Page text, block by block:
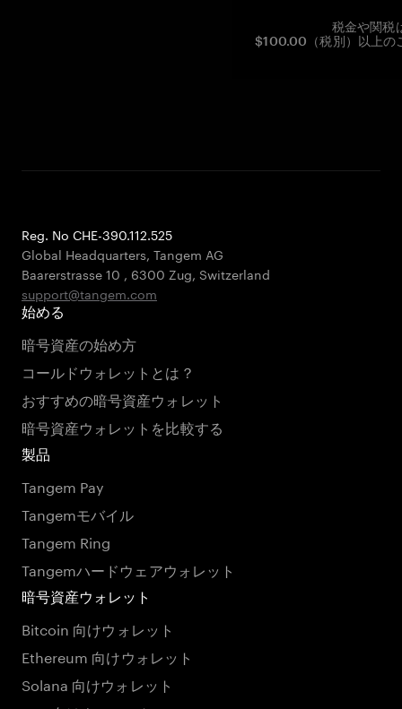
税金や関税
$100.00（税別）以上の
Reg. No CHE-390.112.525
Global Headquarters, Tangem AG
Baarerstrasse 10 , 6300 Zug, Switzerland
support@tangem.com
始める
暗号資産の始め方
コールドウォレットとは？
おすすめの暗号資産ウォレット
暗号資産ウォレットを比較する
製品
Tangem Pay
Tangemモバイル
Tangem Ring
Tangemハードウェアウォレット
暗号資産ウォレット
Bitcoin 向けウォレット
Ethereum 向けウォレット
Solana 向けウォレット